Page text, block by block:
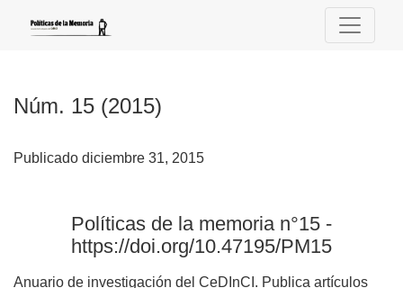
Núm. 15 (2015): Políticas de la memoria n°15 - https://
Núm. 15 (2015)
Publicado diciembre 31, 2015
Políticas de la memoria n°15 -
https://doi.org/10.47195/PM15
Anuario de investigación del CeDInCI. Publica artículos